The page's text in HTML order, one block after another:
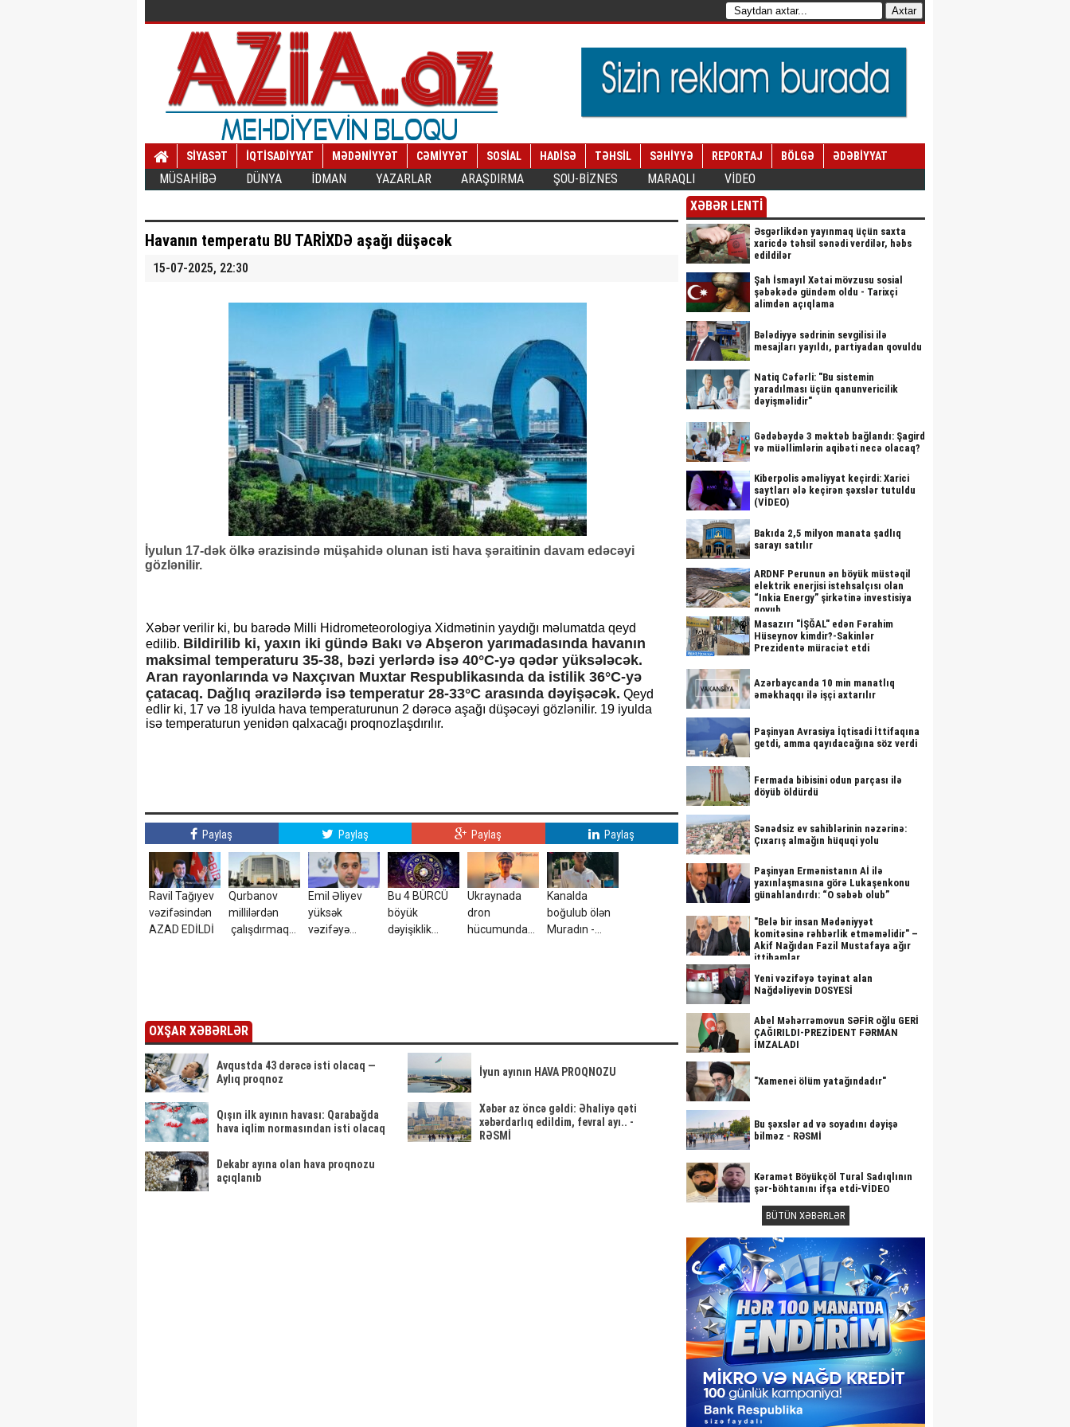
SİYASƏT İQTİSADİYYAT MƏDƏNİYYƏT CƏMİYYƏT SOSİAL HADİSƏ TƏHSİL SƏHİYYƏ REPORTAJ BÖLGƏ ƏDƏBİYYAT
MÜSAHİBƏ DÜNYA İDMAN YAZARLAR ARAŞDIRMA ŞOU-BİZNES MARAQLI VİDEO
Havanın temperatu BU TARİXDƏ aşağı düşəcək
15-07-2025, 22:30
İyulun 17-dək ölkə ərazisində müşahidə olunan isti hava şəraitinin davam edəcəyi
gözlənilir.
Xəbər verilir ki, bu barədə Milli Hidrometeorologiya Xidmətinin yaydığı məlumatda qeyd
edilib. Bildirilib ki, yaxın iki gündə Bakı və Abşeron yarımadasında havanın
maksimal temperaturu 35-38, bəzi yerlərdə isə 40°C-yə qədər yüksələcək.
Aran rayonlarında və Naxçıvan Muxtar Respublikasında da istilik 36°C-yə
çatacaq. Dağlıq ərazilərdə isə temperatur 28-33°C arasında dəyişəcək. Qeyd
edlir ki, 17 və 18 iyulda hava temperaturunun 2 dərəcə aşağı düşəcəyi gözlənilir. 19 iyulda
isə temperaturun yenidən qalxacağı proqnozlaşdırılır.
Paylaş Paylaş Paylaş Paylaş
Ravil Tağıyev
vəzifəsindən
AZAD EDİLDİ
Qurbanov
millilərdən
çalışdırmaq
Emil Əliyev
yüksək
vəzifəyə
Bu 4 BÜRCÜ
böyük
dəyişiklik
Ukraynada
dron
hücumunda
Kanalda
boğulub ölən
Muradın -
OXŞAR XƏBƏRLƏR
Avqustda 43 dərəcə isti olacaq —
Aylıq proqnoz
İyun ayının HAVA PROQNOZU
Qışın ilk ayının havası: Qarabağda
hava iqlim normasından isti olacaq
Xəbər az öncə gəldi: Əhaliyə qəti
xəbərdarlıq edildim, fevral ayı.. -
RƏSMİ
Dekabr ayına olan hava proqnozu
açıqlanıb
XƏBƏR LENTİ
Əsgərlikdən yayınmaq üçün saxta
xaricdə təhsil sənədi verdilər, həbs
edildilər
Şah İsmayıl Xətai mövzusu sosial
şəbəkədə gündəm oldu - Tarixçi
alimdən açıqlama
Bələdiyyə sədrinin sevgilisi ilə
mesajları yayıldı, partiyadan qovuldu
Natiq Cəfərli: "Bu sistemin
yaradılması üçün qanunvericilik
dəyişməlidir"
Gədəbəydə 3 məktəb bağlandı: Şagird
və müəllimlərin aqibəti necə olacaq?
Kiberpolis əməliyyat keçirdi: Xarici
saytları ələ keçirən şəxslər tutuldu
(VİDEO)
Bakıda 2,5 milyon manata şadlıq
sarayı satılır
ARDNF Perunun ən böyük müstəqil
elektrik enerjisi istehsalçısı olan
“Inkia Energy” şirkətinə investisiya
qoyub
Masazırı "İŞĞAL" edən Fərahim
Hüseynov kimdir?-Sakinlər
Prezidentə müraciət etdi
Azərbaycanda 10 min manatlıq
əməkhaqqı ilə işçi axtarılır
Paşinyan Avrasiya İqtisadi İttifaqına
getdi, amma qayıdacağına söz verdi
Fermada bibisini odun parçası ilə
döyüb öldürdü
Sənədsiz ev sahiblərinin nəzərinə:
Çıxarış almağın hüquqi yolu
Paşinyan Ermənistanın Aİ ilə
yaxınlaşmasına görə Lukaşenkonu
günahlandırdı: “O səbəb olub”
"Belə bir insan Mədəniyyət
komitəsinə rəhbərlik etməməlidir" –
Akif Nağıdan Fazil Mustafaya ağır
ittihamlar
Yeni vəzifəyə təyinat alan
Nağdəliyevin DOSYESİ
Abel Məhərrəmovun SƏFİR oğlu GERİ
ÇAĞIRILDI-PREZİDENT FƏRMAN
İMZALADI
"Xamenei ölüm yatağındadır"
Bu şəxslər ad və soyadını dəyişə
bilməz - RƏSMİ
Kəramət Böyükçöl Tural Sadıqlının
şər-böhtanını ifşa etdi-VİDEO
BÜTÜN XƏBƏRLƏR